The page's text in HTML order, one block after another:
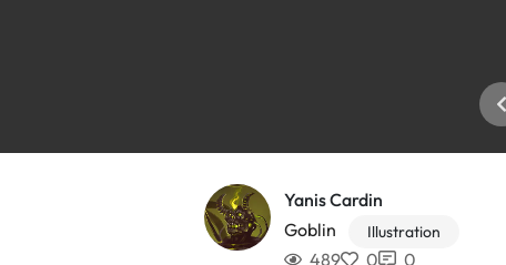
Yanis Cardin
Goblin
Illustration
489 0 0